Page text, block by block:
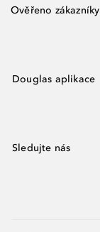
Ověřeno zákazníky
Douglas aplikace
Sledujte nás